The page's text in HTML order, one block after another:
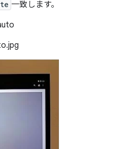
一致します。